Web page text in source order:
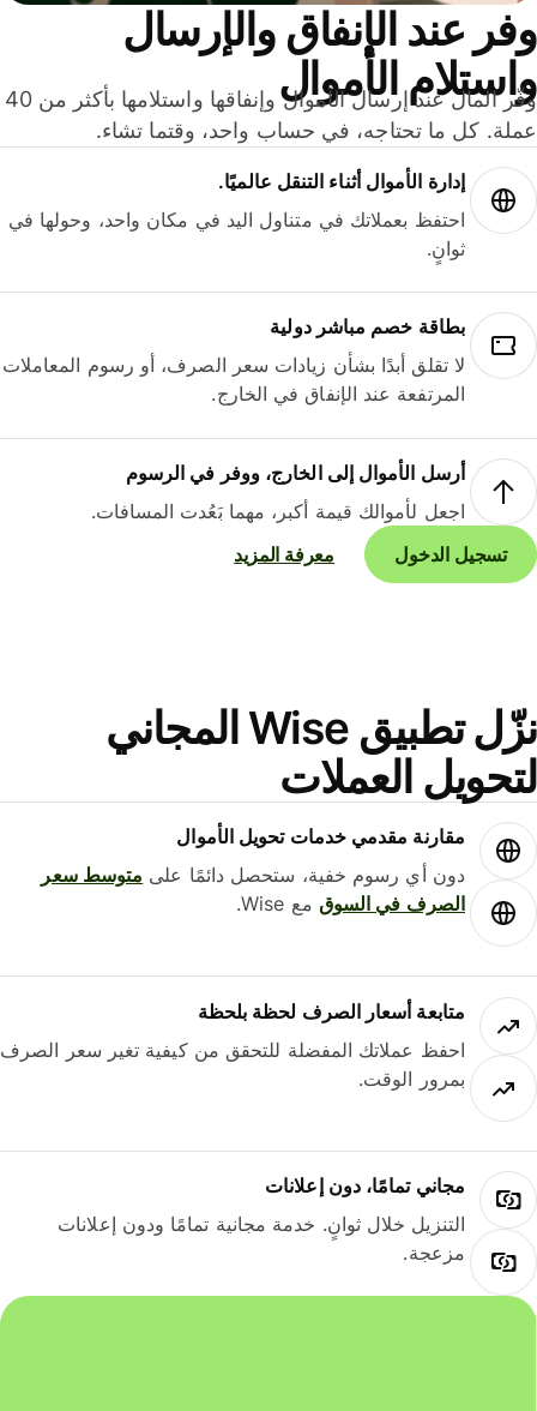
عند الإنفاق والإرسال
الأموال
وفّر المال عند إرسال الأموال وإنفاقها واستلامها بأكثر من 40
كل ما تحتاجه، في حساب واحد، وقتما تشاء.
إدارة الأموال أثناء التنقل عالميًا.
احتفظ بعملاتك في متناول اليد في مكان واحد، وحولها في
ثوانٍ.
بطاقة خصم مباشر دولية
لا تقلق أبدًا بشأن زيادات سعر الصرف، أو رسوم المعاملات
المرتفعة عند الإنفاق في الخارج.
أرسل الأموال إلى الخارج، ووفر في الرسوم
اجعل لأموالك قيمة أكبر، مهما بَعُدت المسافات.
تسجيل الدخول
معرفة المزيد
نزّل تطبيق Wise المجاني
العملات
مقارنة مقدمي خدمات تحويل الأموال
دون أي رسوم خفية، ستحصل دائمًا علىمتوسط ​​سعر
الصرف في السوقمع Wise.
متابعة أسعار الصرف لحظة بلحظة
احفظ عملاتك المفضلة للتحقق من كيفية تغير سعر الصرف
بمرور الوقت.
مجاني تمامًا، دون إعلانات
التنزيل خلال ثوانٍ. خدمة مجانية تمامًا ودون إعلانات
مزعجة.